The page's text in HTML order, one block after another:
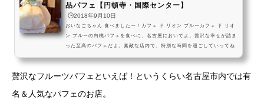
品パフェ【円頓寺・国際センター】
🕒️2018年9月10日
おいなごちゃん 食べましたー！カフェ ド リオン ブルーカフェ ド リオ
ン ブルーの白桃パフェを食べに、名古屋においでよ。贅沢な幸せが詰ま
った至高のパフェだよ。素敵な店内で、特別な時間を過ごしていってね
名古屋市営地下鉄桜通線の国際センター駅から少し歩いた場所にある、
ら、時間にゆとりをもっていったほうが...
贅沢なフルーツパフェといえば！というくらい名古屋市内では有
名＆人気なパフェのお店。